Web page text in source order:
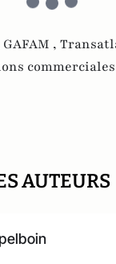
GAFAM ,
commerciales
AUTEURS